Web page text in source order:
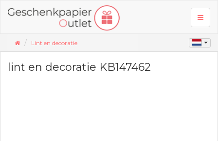
Lint en decoratie
lint en decoratie KB147462